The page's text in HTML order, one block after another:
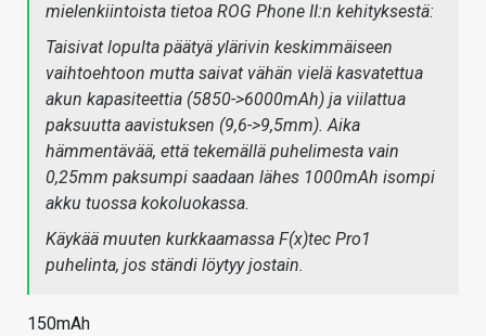
mielenkiintoista tietoa ROG Phone II:n kehityksestä:
Taisivat lopulta päätyä ylärivin keskimmäiseen
vaihtoehtoon mutta saivat vähän vielä kasvatettua
akun kapasiteettia (5850->6000mAh) ja viilattua
paksuutta aavistuksen (9,6->9,5mm). Aika
hämmentävää, että tekemällä puhelimesta vain
0,25mm paksumpi saadaan lähes 1000mAh isompi
akku tuossa kokoluokassa.
Käykää muuten kurkkaamassa F(x)tec Pro1
puhelinta, jos ständi löytyy jostain.
150mAh